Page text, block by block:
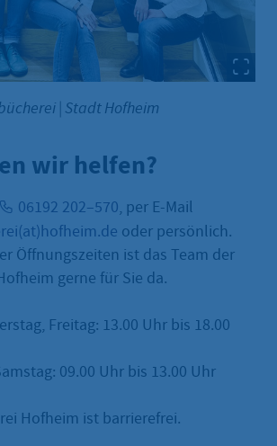
Stadt Hofheim
wir helfen?
06192 202–570, per E-Mail
oder persönlich.
Öffnungszeiten ist das Team der
gerne für Sie da.
Freitag: 13.00 Uhr bis 18.00
09.00 Uhr bis 13.00 Uhr
Hofheim ist barrierefrei.